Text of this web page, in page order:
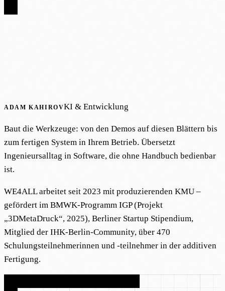
ADAM KAHIROVKI & Entwicklung
Baut die Werkzeuge: von den Demos auf diesen Blättern bis
zum fertigen System in Ihrem Betrieb. Übersetzt
Ingenieursalltag in Software, die ohne Handbuch bedienbar
ist.
WE4ALL arbeitet seit 2023 mit produzierenden KMU –
gefördert im BMWK-Programm IGP (Projekt
„3DMetaDruck“, 2025), Berliner Startup Stipendium,
Mitglied der IHK-Berlin-Community, über 470
Schulungsteilnehmerinnen und -teilnehmer in der additiven
Fertigung.